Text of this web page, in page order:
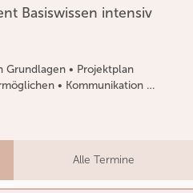
Basiswissen intensiv
Grundlagen • Projektplan
• Kommunikation …
Alle Termine